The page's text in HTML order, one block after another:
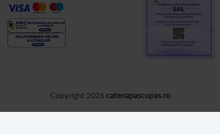
Copyright 2026 catenapascupas.ro